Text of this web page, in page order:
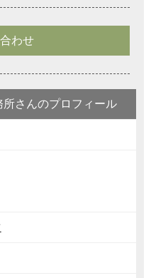
わせ
さんのプロフィール